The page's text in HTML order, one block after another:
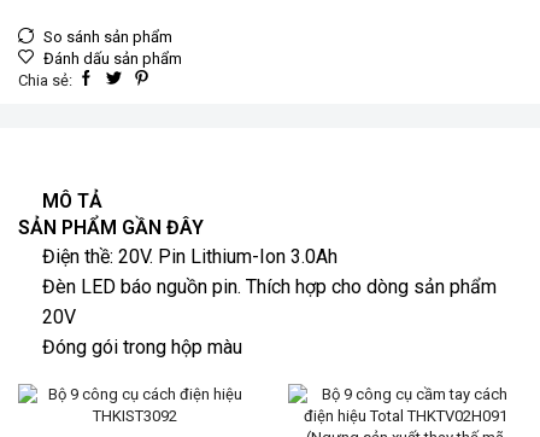
So sánh sản phẩm
Đánh dấu sản phẩm
Chia sẻ:
MÔ TẢ
SẢN PHẨM GẦN ĐÂY
Điện thề: 20V. Pin Lithium-Ion 3.0Ah
Đèn LED báo nguồn pin. Thích hợp cho dòng sản phẩm
20V
Đóng gói trong hộp màu